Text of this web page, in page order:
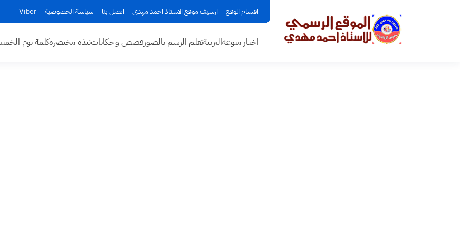
اقسام الموقع ارشيف موقع الاستاذ احمد مهدي اتصل بنا سياسة الخصوصية Viber
اخبار منوعهالتربيةتعلم الرسم بالصورقصص وحكاياتنبذة مختصرةكلمة يوم